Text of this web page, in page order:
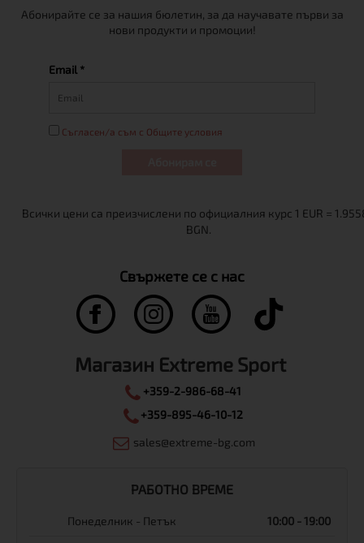
Абонирайте се за нашия бюлетин, за да научавате първи за
нови продукти и промоции!
Email *
Съгласен/а съм с Общите условия
Свържете се с нас
Магазин Extreme Sport
+359-2-986-68-41
+359-895-46-10-12
sales@extreme-bg.com
РАБОТНО ВРЕМЕ
Понеделник - Петък 10:00 - 19:00